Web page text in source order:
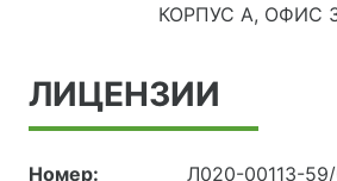
КОРПУС А, ОФИС
ЛИЦЕНЗИИ
Номер:
Л020-00113-